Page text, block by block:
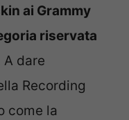
ai Grammy
riservata
A dare
Recording
come la